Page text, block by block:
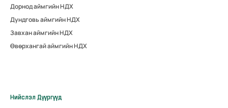
Дорнод аймгийн НДХ
Дундговь аймгийн НДХ
Завхан аймгийн НДХ
Өвөрхангай аймгийн НДХ
Нийслэл Дүүргүүд